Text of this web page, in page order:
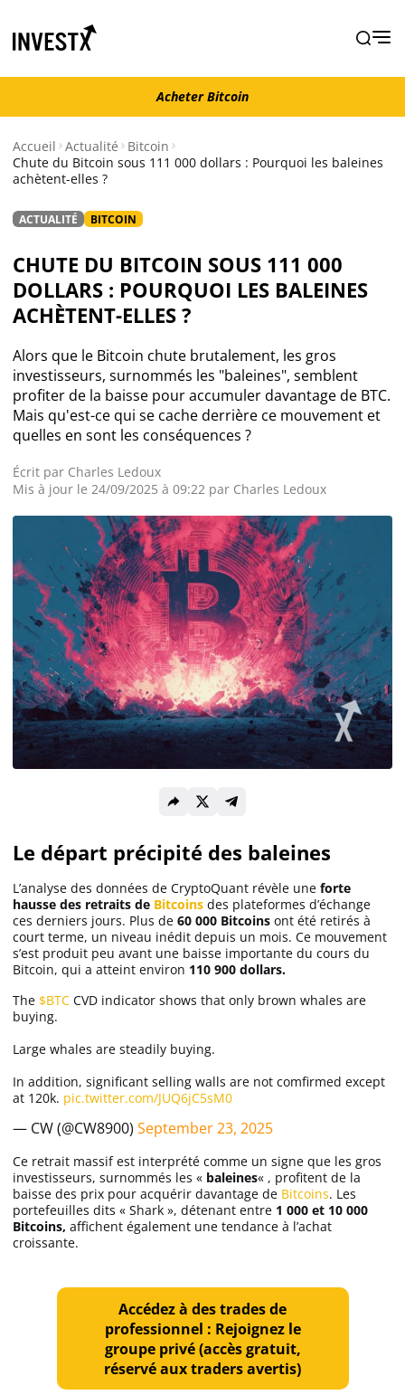
Acheter Bitcoin
Actualité
Actualité Bitcoin
Actualité Ethereum
Actualité Altcoins
Actualité NFT
Actualité Exchanges
Actualité IA
Guides
Acheter Cryptomonnaies
Prédictions
Cryptomonnaies
Ethereum (ETH)
Solana (SOL)
Ripple (XRP)
Dogecoin (DOGE)
Trading
C’est quoi ?
Meilleur Broker
Apprendre
Indicateurs techniques
Acheter Bitcoin
Accueil Actualité
Bitcoin
Chute du Bitcoin sous 111 000 dollars : Pourquoi les baleines
achètent-elles ?
ACTUALITÉ BITCOIN
CHUTE DU BITCOIN SOUS 111 000
DOLLARS : POURQUOI LES BALEINES
ACHÈTENT-ELLES ?
Alors que le Bitcoin chute brutalement, les gros
investisseurs, surnommés les "baleines", semblent
profiter de la baisse pour accumuler davantage de BTC.
Mais qu'est-ce qui se cache derrière ce mouvement et
quelles en sont les conséquences ?
Écrit par Charles Ledoux
Mis à jour le 24/09/2025 à 09:22 par Charles Ledoux
Le départ précipité des baleines
L’analyse des données de CryptoQuant révèle une forte
hausse des retraits de Bitcoins des plateformes d’échange
ces derniers jours. Plus de 60 000 Bitcoins ont été retirés à
court terme, un niveau inédit depuis un mois. Ce mouvement
s’est produit peu avant une baisse importante du cours du
Bitcoin, qui a atteint environ 110 900 dollars.
The $BTC CVD indicator shows that only brown whales are
buying.
Large whales are steadily buying.
In addition, significant selling walls are not comfirmed except
at 120k. pic.twitter.com/JUQ6jC5sM0
— CW (@CW8900) September 23, 2025
Ce retrait massif est interprété comme un signe que les gros
investisseurs, surnommés les « baleines« , profitent de la
baisse des prix pour acquérir davantage de Bitcoins. Les
portefeuilles dits « Shark », détenant entre 1 000 et 10 000
Bitcoins, affichent également une tendance à l’achat
croissante.
Accédez à des trades de
professionnel : Rejoignez le
groupe privé (accès gratuit,
réservé aux traders avertis)